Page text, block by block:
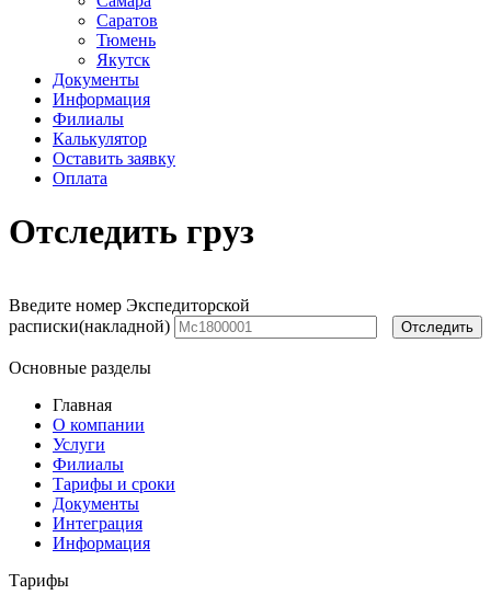
Саратов
Тюмень
Якутск
Документы
Информация
Филиалы
Калькулятор
Оставить заявку
Оплата
Отследить груз
Введите номер Экспедиторской
расписки(накладной)
Основные разделы
Главная
О компании
Услуги
Филиалы
Тарифы и сроки
Документы
Интеграция
Информация
Тарифы